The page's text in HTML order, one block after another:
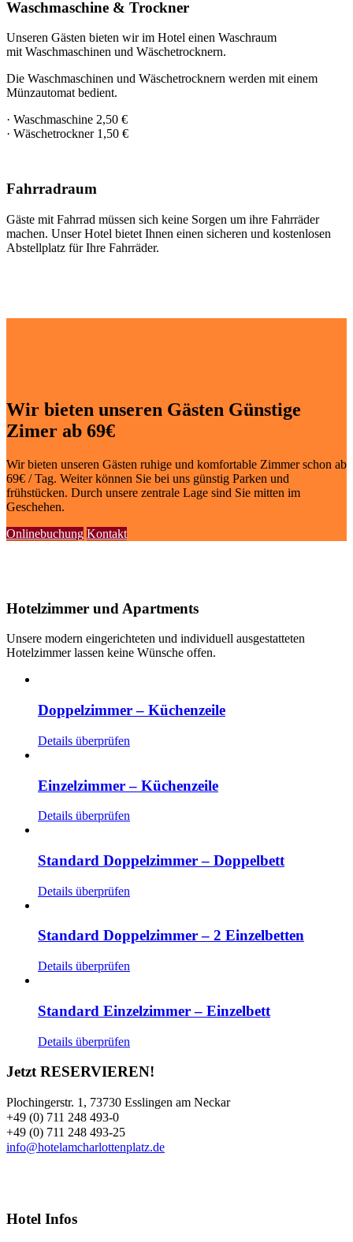
Waschmaschine & Trockner
Unseren Gästen bieten wir im Hotel einen Waschraum
mit Waschmaschinen und Wäschetrocknern.
Die Waschmaschinen und Wäschetrocknern werden mit einem
Münzautomat bedient.
· Waschmaschine 2,50 €
· Wäschetrockner 1,50 €
Fahrradraum
Gäste mit Fahrrad müssen sich keine Sorgen um ihre Fahrräder
machen. Unser Hotel bietet Ihnen einen sicheren und kostenlosen
Abstellplatz für Ihre Fahrräder.
Wir bieten unseren Gästen Günstige
Zimer ab 69€
Wir bieten unseren Gästen ruhige und komfortable Zimmer schon ab
69€ / Tag. Weiter können Sie bei uns günstig Parken und
frühstücken. Durch unsere zentrale Lage sind Sie mitten im
Geschehen.
Onlinebuchung Kontakt
Hotelzimmer und Apartments
Unsere modern eingerichteten und individuell ausgestatteten
Hotelzimmer lassen keine Wünsche offen.
Doppelzimmer – Küchenzeile
Details überprüfen
Einzelzimmer – Küchenzeile
Details überprüfen
Standard Doppelzimmer – Doppelbett
Details überprüfen
Standard Doppelzimmer – 2 Einzelbetten
Details überprüfen
Standard Einzelzimmer – Einzelbett
Details überprüfen
Jetzt RESERVIEREN!
Plochingerstr. 1, 73730 Esslingen am Neckar
+49 (0) 711 248 493-0
+49 (0) 711 248 493-25
info@hotelamcharlottenplatz.de
Hotel Infos